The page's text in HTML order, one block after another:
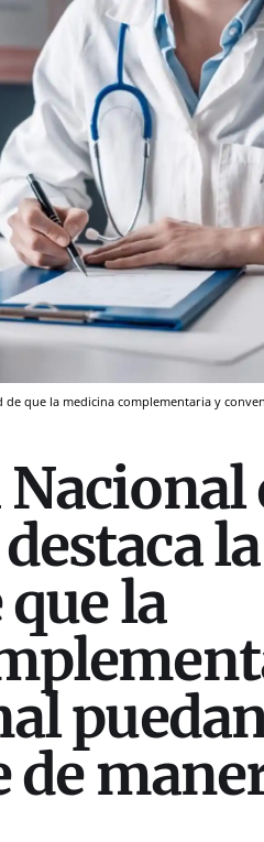
de que la medicina complementaria y
la
la
de